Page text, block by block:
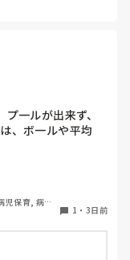
棚を仕切りにすれ
付けて補強してみ
かるよう応援して
一ルが出来ず、
、ボ一ルや平均
や望遠鏡や風鈴🎐
ずつよんで、やっ
ど、何でもいいの
児保育, 病院
1 ・ 3日前